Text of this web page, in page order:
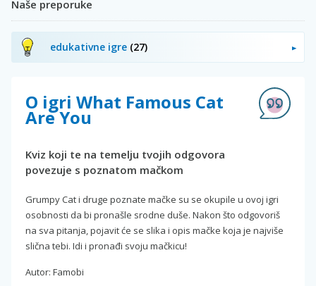
Naše preporuke
edukativne igre (27)
O igri What Famous Cat
Are You
Kviz koji te na temelju tvojih odgovora
povezuje s poznatom mačkom
Grumpy Cat i druge poznate mačke su se okupile u ovoj igri
osobnosti da bi pronašle srodne duše. Nakon što odgovoriš
na sva pitanja, pojavit će se slika i opis mačke koja je najviše
slična tebi. Idi i pronađi svoju mačkicu!
Autor: Famobi